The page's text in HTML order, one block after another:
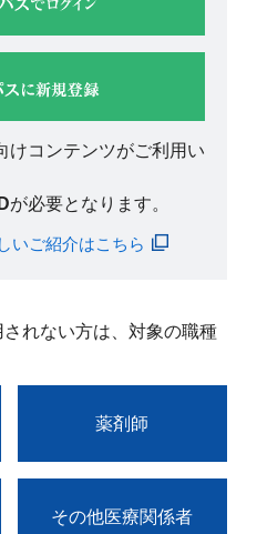
けコンテンツがご利用い
が必要となります。
いご紹介はこちら
れない方は、対象の職種
薬剤師
その他医療関係者